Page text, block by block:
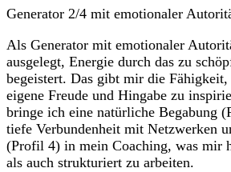
Generator 2/4 mit emotionaler
Als Generator mit emotionaler
ausgelegt, Energie durch das zu
begeistert. Das gibt mir die Fähigkeit,
eigene Freude und Hingabe zu
bringe ich eine natürliche Begabung
tiefe Verbundenheit mit Netzwerken
(Profil 4) in mein Coaching, was
als auch strukturiert zu arbeiten.